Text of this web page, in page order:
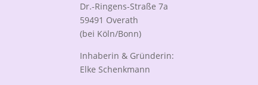
Dr.-Ringens-Straße 7a
59491 Overath
(bei Köln/Bonn)
Inhaberin & Gründerin:
Elke Schenkmann